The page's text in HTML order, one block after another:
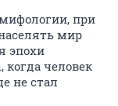
при
мир
эпохи
когда человек
не стал